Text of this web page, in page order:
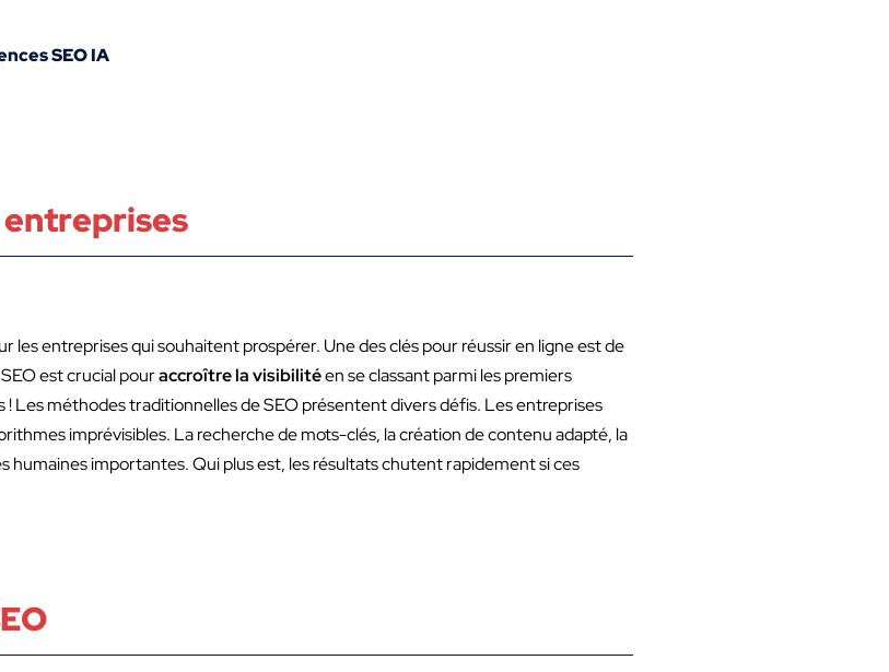
SEO IA
entreprises
les entreprises qui souhaitent prospérer. Une des clés pour réussir en ligne est de
est crucial pouraccroître la visibilitéen se classant parmi les premiers
Les méthodes traditionnelles de SEO présentent divers défis. Les entreprises
imprévisibles. La recherche de mots-clés, la création de contenu adapté, la
importantes. Qui plus est, les résultats chutent rapidement si ces